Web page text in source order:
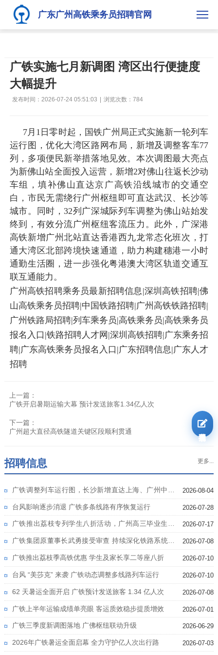
广东广州高铁乘务员招聘官网
广铁实施七月新调图 湾区出行便捷度
大幅提升
发布时间：2026-07-24 05:51:03 | 浏览次数： 784
7月1日零时起，国铁广州局正式实施新一轮列车
运行图，优化大湾区路网布局，新增及调整客车77
列，多项便民新举措落地见效。本次调图最大亮点
为新佛山站全面投入运营，新增2对佛山往返长沙动
车组，填补佛山直达京广高铁沿线城市的交通空
白，市民无需绕行广州枢纽即可直达武汉、长沙等
城市。同时，32列广深城际列车调整为佛山站始发
终到，有效分流广州枢纽客流压力。此外，广深港
高铁新增广州北站直达香港西九龙常态化班次，打
通大湾区北部跨境快速通道，助力构建穗港一小时
通勤生活圈，进一步强化粤港澳大湾区轨道交通互
联互通能力。
广州高铁招聘乘务员最新招聘信息|深圳高铁招聘|佛
山高铁乘务员招聘|中国铁路招聘|广州高铁铁路招聘|
广州铁路局招聘|列车乘务员|高铁乘务员|高铁乘务员
报名入口|铁路招聘人才网|深圳高铁招聘|广东乘务招
聘|广东高铁乘务员报名入口|广东招聘信息|广东人才
招聘
上一篇：
广铁开启暑期运输大幕 预计发送旅客1.34亿人次
下一篇：
广州超大直径高铁隧道关键区段顺利贯通
更多...
招聘信息
广铁调整列车运行图，长沙新增直达上海、广州中心
城区高铁
2026-08-04
台风影响逐步消退 广铁多条线路有序恢复运行 2026-07-28
广铁推出荔枝专列学生八折活动，广州高三毕业生暑
期出行享福利
2026-07-17
广铁集团原董事长武勇接受审查 持续深化铁路系统反
腐
2026-07-08
广铁推出荔枝季高铁优惠 学生及家长享二等座八折 2026-07-10
台风 “美莎克” 来袭 广铁动态调整多线路列车运行 2026-07-10
62 天暑运全面开启 广铁预计发送旅客 1.34 亿人次 2026-07-08
广铁上半年运输成绩单亮眼 客运质效稳步提质增效 2026-07-01
广铁三季度新调图落地 广佛枢纽联动升级 2026-06-29
2026年广铁暑运全面启幕 全力守护亿人次出行路 2026-07-03
我要报名